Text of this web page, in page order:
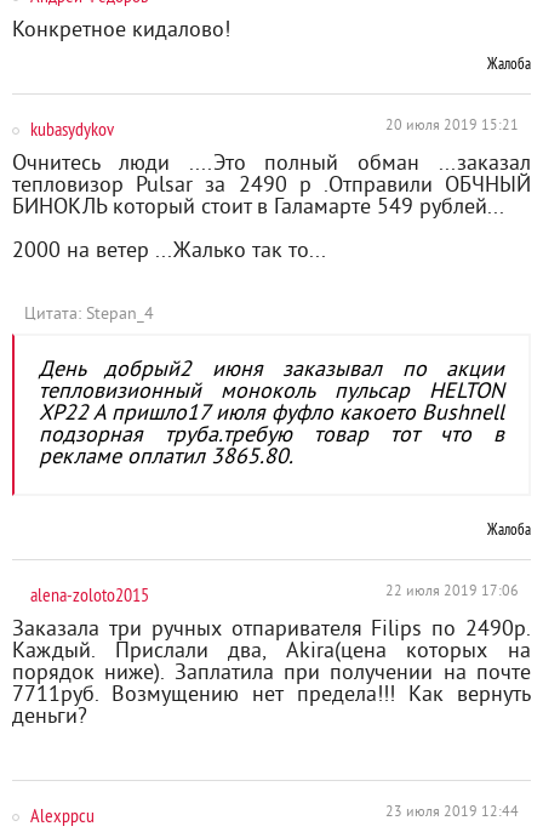
Конкретное кидалово!
Жалоба
kubasydykov 20 июля 2019 15:21
Очнитесь люди ....Это полный обман ...заказал
тепловизор Pulsar за 2490 р .Отправили ОБЧНЫЙ
БИНОКЛЬ который стоит в Галамарте 549 рублей...
2000 на ветер ...Жалько так то...
Цитата: Stepan_4
День добрый2 июня заказывал по акции
тепловизионный моноколь пульсар HELTON
XP22 A пришло17 июля фуфло какоето Bushnell
подзорная труба.требую товар тот что в
рекламе оплатил 3865.80.
Жалоба
alena-zoloto2015 22 июля 2019 17:06
Заказала три ручных отпаривателя Filips по 2490р.
Каждый. Прислали два, Akira(цена которых на
порядок ниже). Заплатила при получении на почте
7711руб. Возмущению нет предела!!! Как вернуть
деньги?
Alexppcu 23 июля 2019 12:44